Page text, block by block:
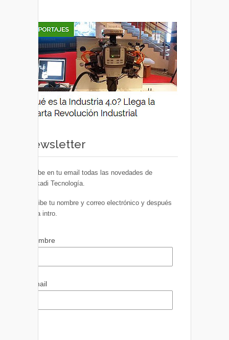
Newsletter
Recibe en tu email todas las novedades de
Euskadi Tecnología.
Escribe tu nombre y correo electrónico y después
pulsa intro.
Nombre
Email